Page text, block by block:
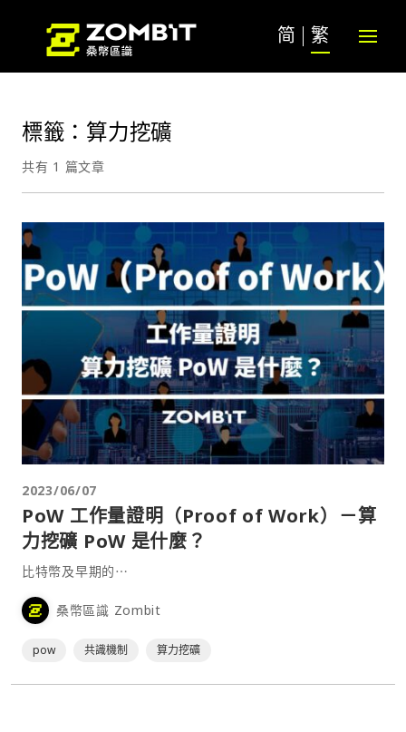
简 繁
標籤：算力挖礦
共有 1 篇文章
2023/06/07
PoW 工作量證明（Proof of Work）－算
力挖礦 PoW 是什麼？
比特幣及早期的⋯
桑幣區識 Zombit
pow 共識機制 算力挖礦